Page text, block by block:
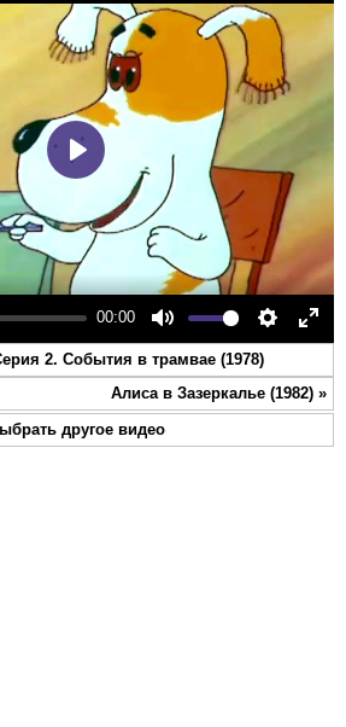
00:00
Mute Settings
Play
2. События в трамвае (1978)
Алиса в Зазеркалье (1982) »
другое видео